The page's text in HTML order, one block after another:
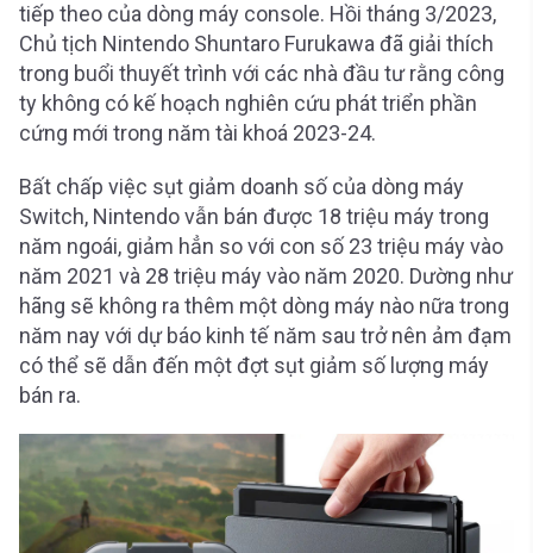
tiếp theo của dòng máy console. Hồi tháng 3/2023,
Chủ tịch Nintendo Shuntaro Furukawa đã giải thích
trong buổi thuyết trình với các nhà đầu tư rằng công
ty không có kế hoạch nghiên cứu phát triển phần
cứng mới trong năm tài khoá 2023-24.
Bất chấp việc sụt giảm doanh số của dòng máy
Switch, Nintendo vẫn bán được 18 triệu máy trong
năm ngoái, giảm hẳn so với con số 23 triệu máy vào
năm 2021 và 28 triệu máy vào năm 2020. Dường như
hãng sẽ không ra thêm một dòng máy nào nữa trong
năm nay với dự báo kinh tế năm sau trở nên ảm đạm
có thể sẽ dẫn đến một đợt sụt giảm số lượng máy
bán ra.